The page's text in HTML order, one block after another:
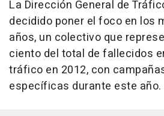
La Dirección General de
decidido poner el foco en los
años, un colectivo que
ciento del total de fallecidos
tráfico en 2012, con
específicas durante este año.